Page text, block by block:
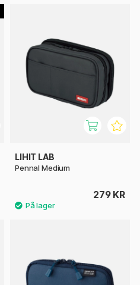
LIHIT LAB
Pennal Medium
279 KR